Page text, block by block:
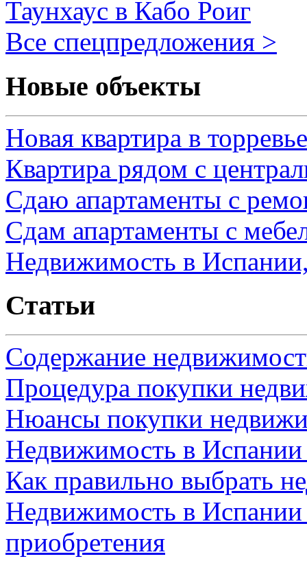
Таунхаус в Кабо Роиг
Все спецпредложения >
Новые объекты
Новая квартира в
Квартира рядом с
Сдаю апартаменты с
Сдам апартаменты с
Недвижимость в
Статьи
Содержание
Процедура покупки
Нюансы покупки
Недвижимость в
Как правильно выбрать
Недвижимость в Испании
приобретения